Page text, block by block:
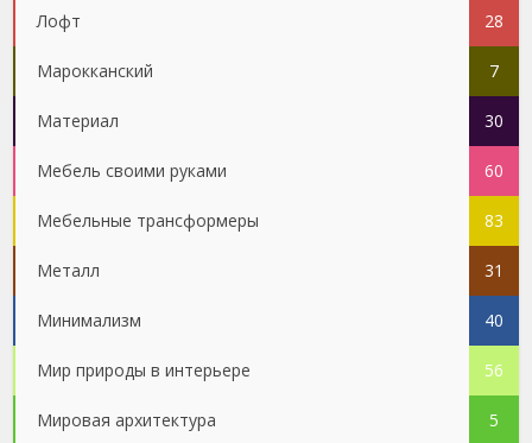
Лофт 28
Марокканский 7
Материал 30
Мебель своими руками 60
Мебельные трансформеры 83
Металл 31
Минимализм 40
Мир природы в интерьере 56
Мировая архитектура 5